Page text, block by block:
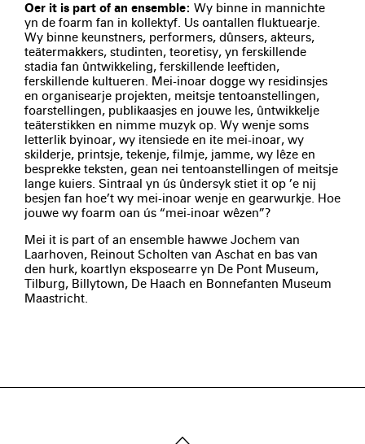
Oer it is part of an ensemble: Wy binne in mannichte
yn de foarm fan in kollektyf. Us oantallen fluktuearje.
Wy binne keunstners, performers, dûnsers, akteurs,
teätermakkers, studinten, teoretisy, yn ferskillende
stadia fan ûntwikkeling, ferskillende leeftiden,
ferskillende kultueren. Mei-inoar dogge wy residinsjes
en organisearje projekten, meitsje tentoanstellingen,
foarstellingen, publikaasjes en jouwe les, ûntwikkelje
teäterstikken en nimme muzyk op. Wy wenje soms
letterlik byinoar, wy itensiede en ite mei-inoar, wy
skilderje, printsje, tekenje, filmje, jamme, wy lêze en
besprekke teksten, gean nei tentoanstellingen of meitsje
lange kuiers. Sintraal yn ús ûndersyk stiet it op ’e nij
besjen fan hoe’t wy mei-inoar wenje en gearwurkje. Hoe
jouwe wy foarm oan ús “mei-inoar wêzen”?
Mei it is part of an ensemble hawwe Jochem van
Laarhoven, Reinout Scholten van Aschat en bas van
den hurk, koartlyn eksposearre yn De Pont Museum,
Tilburg, Billytown, De Haach en Bonnefanten Museum
Maastricht.